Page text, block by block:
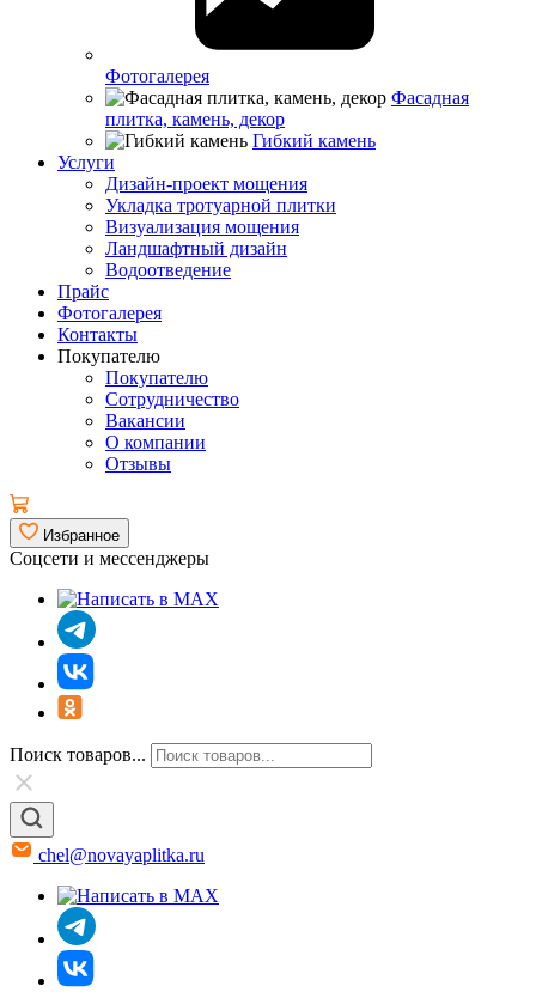
Фотогалерея
Фасадная
плитка, камень, декор
Гибкий камень
Услуги
Дизайн-проект мощения
Укладка тротуарной плитки
Визуализация мощения
Ландшафтный дизайн
Водоотведение
Прайс
Фотогалерея
Контакты
Покупателю
Покупателю
Сотрудничество
Вакансии
О компании
Отзывы
Избранное
Соцсети и мессенджеры
Поиск товаров...
chel@novayaplitka.ru